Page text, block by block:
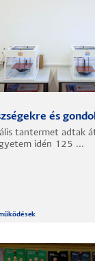
és
tantermet adtak
idén 125 ...